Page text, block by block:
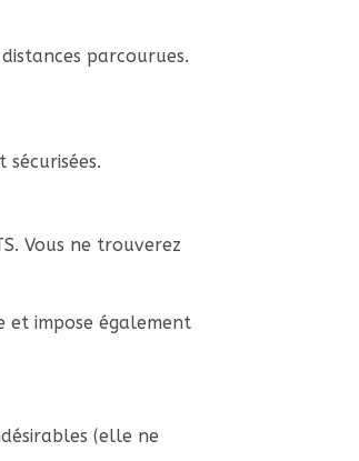
parcourues.
Vous ne trouverez
impose également
(elle ne